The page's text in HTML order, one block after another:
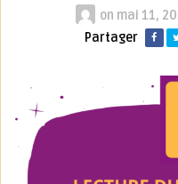
on mai 11,
Partager